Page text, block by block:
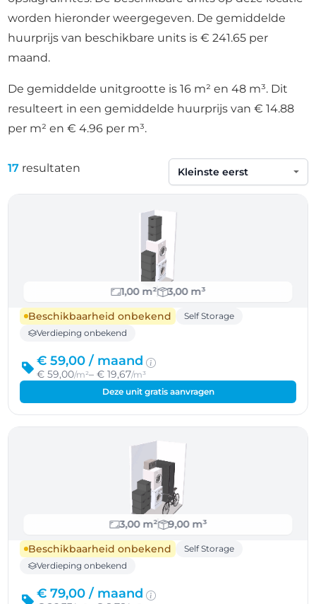
worden hieronder weergegeven. De gemiddelde
huurprijs van beschikbare units is € 241.65 per
maand.
De gemiddelde unitgrootte is 16 m² en 48 m³. Dit
resulteert in een gemiddelde huurprijs van € 14.88
per m² en € 4.96 per m³.
17 resultaten
Sorteren op
1,00 m²
3,00 m³
Beschikbaarheid onbekend
Self Storage
Verdieping onbekend
€ 59,00 / maand
€ 59,00/m²– € 19,67/m³
Deze unit gratis aanvragen
3,00 m²
9,00 m³
Beschikbaarheid onbekend
Self Storage
Verdieping onbekend
€ 79,00 / maand